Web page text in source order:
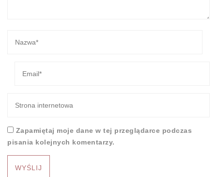
Zapamiętaj moje dane w tej przeglądarce podczas
pisania kolejnych komentarzy.